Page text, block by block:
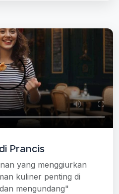
Prancis
yang menggiurkan
kuliner penting di
mengundang"